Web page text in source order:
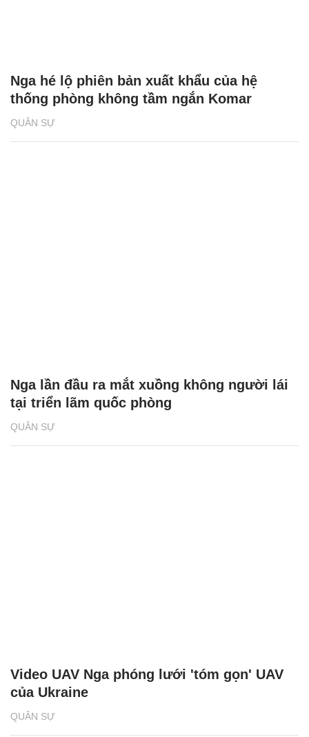
QUÂN SỰ
Nga hé lộ phiên bản xuất khẩu của hệ
thống phòng không tầm ngắn Komar
QUÂN SỰ
Nga lần đầu ra mắt xuồng không người lái
tại triển lãm quốc phòng
QUÂN SỰ
Video UAV Nga phóng lưới 'tóm gọn' UAV
của Ukraine